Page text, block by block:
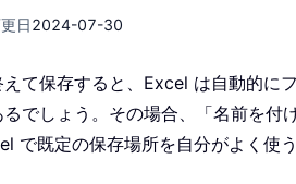
日2024-07-30
て保存すると、Excel は自動的に
でしょう。その場合、「名前を
で既定の保存場所を自分がよく使